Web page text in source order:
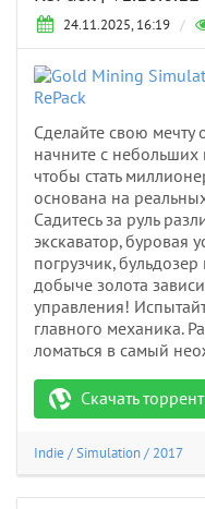
24.11.2025, 16:19 /
Сделайте свою мечту
начните с небольших
чтобы стать
основана на
Садитесь за руль
экскаватор, буровая
погрузчик,
добыче золота
управления!
главного механика.
ломаться в самый
Скачать торрент
Indie /Simulation/ 2017